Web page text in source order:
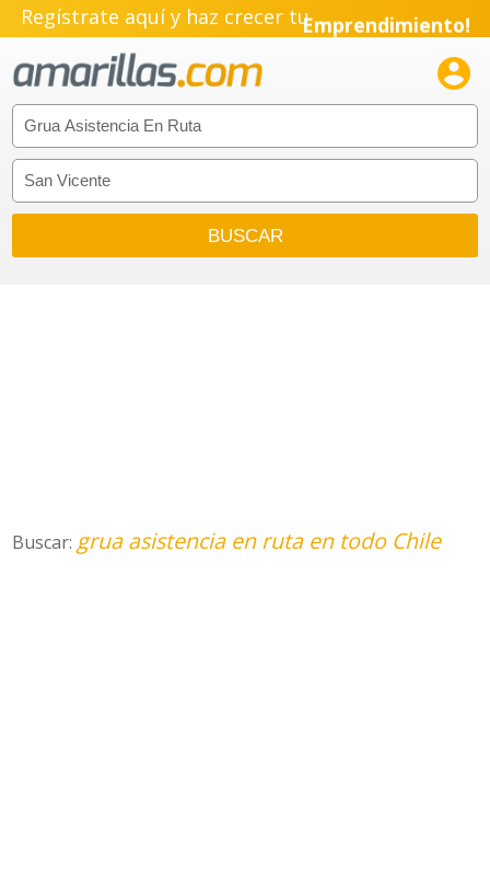
Regístrate aquí y haz crecer tuEmprendimiento!

Buscar: grua asistencia en ruta en todo Chile